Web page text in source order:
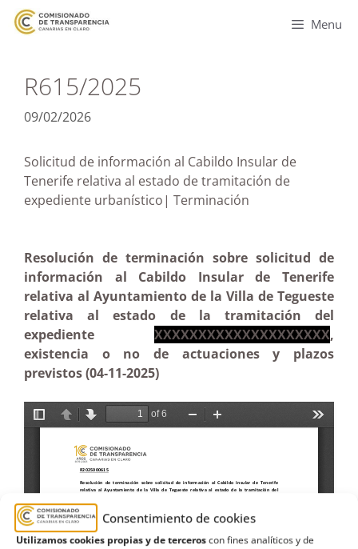
Consentimiento de cookies
Utilizamos cookies propias y de terceroscon fines analíticos y de
Menu
R615/2025
09/02/2026
Solicitud de información al Cabildo Insular de
Tenerife relativa al estado de tramitación de
expediente urbanístico| Terminación
Resolución de terminación sobre solicitud de
información al Cabildo Insular de Tenerife
relativa al Ayuntamiento de la Villa de Tegueste
relativa al estado de la tramitación del
expediente XXXXXXXXXXXXXXXXXXXX,
existencia o no de actuaciones y plazos
previstos (04-11-2025)